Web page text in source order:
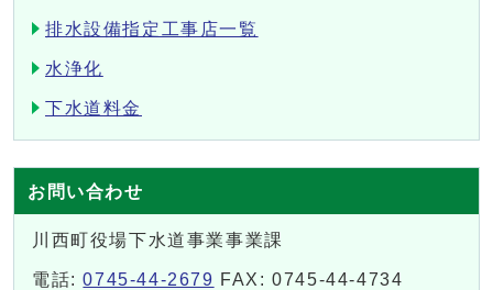
排水設備指定工事店一覧
水浄化
下水道料金
お問い合わせ
川西町役場下水道事業事業課
電話:0745-44-2679 FAX: 0745-44-4734